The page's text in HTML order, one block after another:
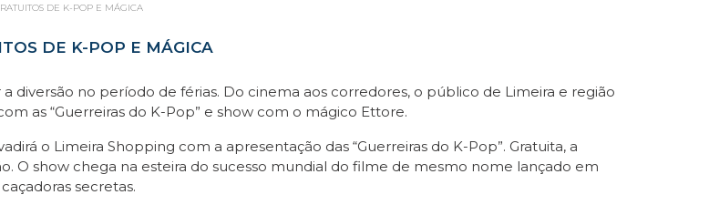
DE K-POP E MÁGICA
DE K-POP E MÁGICA
diversão no período de férias. Do cinema aos corredores, o público de Limeira e região
as “Guerreiras do K-Pop” e show com o mágico Ettore.
o Limeira Shopping com a apresentação das “Guerreiras do K-Pop”. Gratuita, a
O show chega na esteira do sucesso mundial do filme de mesmo nome lançado em
secretas.